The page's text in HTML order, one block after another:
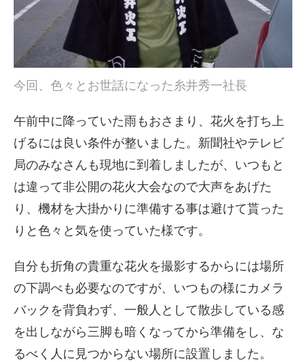
今回、色々とお世話になった糸井秀一社長
午前中に降っていた雨もおさまり、花火を打ち上
げるには良い条件が整いました。新聞社やテレビ
局のみなさんも現地に到着しましたが、いつもと
は違って非公開の花火大会なので大声をあげた
り、機材を大掛かりに準備する事は避けて貰った
りと色々と気を使っていた様です。
自分も折角の貴重な花火を撮影するからには場所
の下調べも必要なのですが、いつもの様にカメラ
バックを背負わず、一般人として散歩している感
を出しながら三脚も暗くなってから準備をし、な
るべく人に見つからない場所に設置しました。